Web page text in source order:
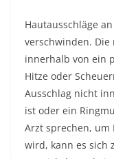
Hautausschläge
verschwinden. Die
innerhalb von ein
Hitze oder
Ausschlag nicht
ist oder ein
Arzt sprechen, um
wird, kann es sich